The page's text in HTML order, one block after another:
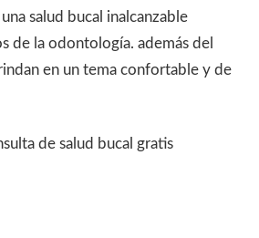
salud bucal inalcanzable
de la odontología. además del
en un tema confortable y de
de salud bucal gratis